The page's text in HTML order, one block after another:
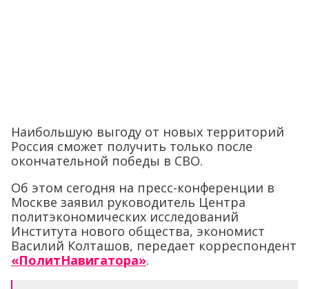
Наибольшую выгоду от новых территорий
Россия сможет получить только после
окончательной победы в СВО.
Об этом сегодня на пресс-конференции в
Москве заявил руководитель Центра
политэкономических исследований
Института нового общества, экономист
Василий Колташов, передает корреспондент
«ПолитНавигатора».